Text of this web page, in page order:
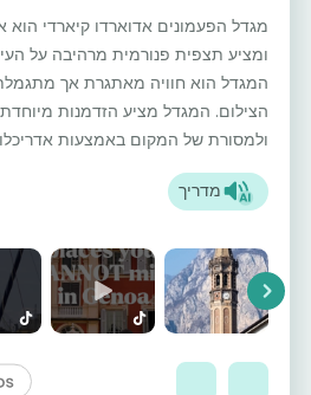
מגדל הפעמונים אדוארדו קיארדי
ומציע תצפית פנורמית מרהיבה על
המגדל הוא חוויה מאתגרת אך
הצילום. המגדל מציע הזדמנות
ולמסורת של המקום באמצעות
מדריך
Next